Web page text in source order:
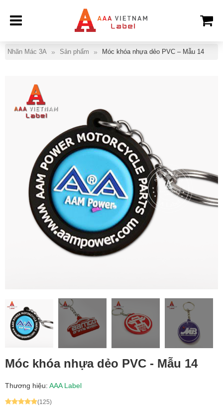
Nhãn Mác 3A Sản phẩm Móc khóa nhựa dẻo PVC – Mẫu 14
Móc khóa nhựa dẻo PVC - Mẫu 14
Thương hiệu: AAA Label
(125)